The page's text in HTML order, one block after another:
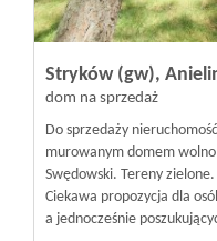
Stryków (gw),
dom na sprzedaż
Do sprzedaży
murowanym domem
Swędowski. Tereny
Ciekawa propozycja dla
a jednocześnie